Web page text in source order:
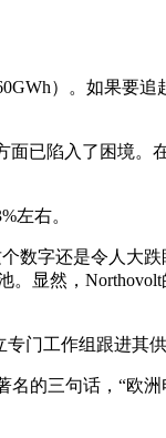
）。如果要
已陷入了困境。
左右。
数字还是令人大
。显然，
门工作组跟进其供
名的三句话，“欧